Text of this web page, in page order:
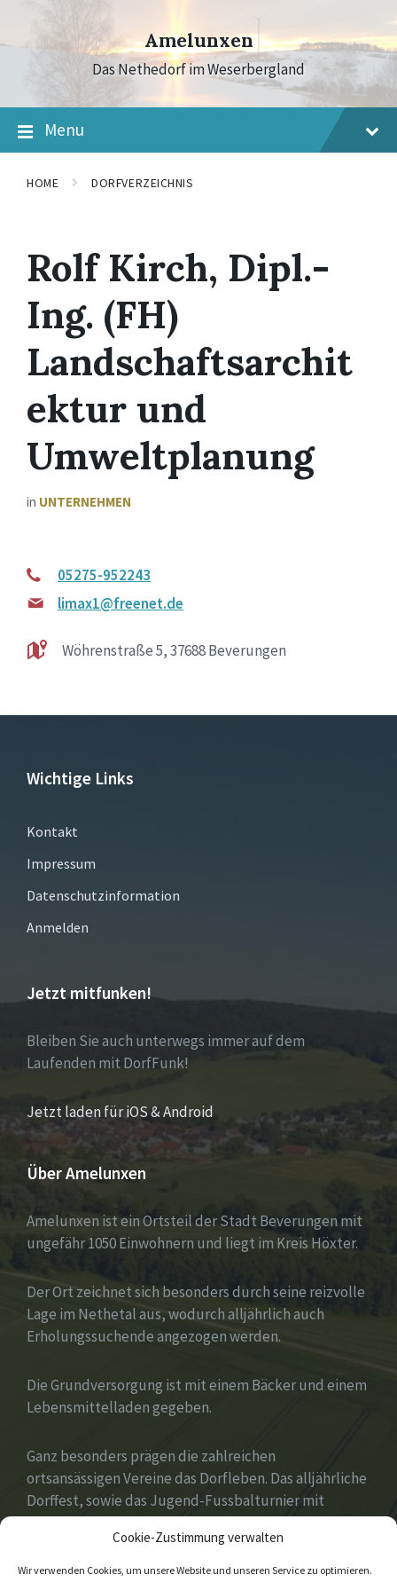
Cookie-Zustimmung verwalten
Wir verwenden Cookies, um unsere Website und unseren Service zu optimieren.
content
main
footer
Amelunxen
Das Nethedorf im Weserbergland
Menu
HOME DORFVERZEICHNIS
Rolf Kirch, Dipl.-
Ing. (FH)
Landschaftsarchit
ektur und
Umweltplanung
in UNTERNEHMEN
05275-952243
limax1@freenet.de
Wöhrenstraße 5, 37688 Beverungen
Wichtige Links
Kontakt
Impressum
Datenschutzinformation
Anmelden
Jetzt mitfunken!
Bleiben Sie auch unterwegs immer auf dem
Laufenden mit DorfFunk!
Jetzt laden für iOS & Android
Über Amelunxen
Amelunxen ist ein Ortsteil der Stadt Beverungen mit
ungefähr 1050 Einwohnern und liegt im Kreis Höxter.
Der Ort zeichnet sich besonders durch seine reizvolle
Lage im Nethetal aus, wodurch alljährlich auch
Erholungssuchende angezogen werden.
Die Grundversorgung ist mit einem Bäcker und einem
Lebensmittelladen gegeben.
Ganz besonders prägen die zahlreichen
ortsansässigen Vereine das Dorfleben. Das alljährliche
Dorffest, sowie das Jugend-Fussbalturnier mit
zahlreichen Gastvereinen aus ganz Deutschland
gehören zu den Höhepunkten des Jahres.